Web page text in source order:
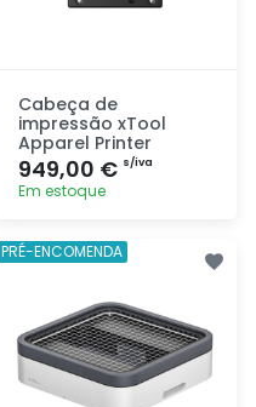
Cabeça de
impressão xTool
Apparel Printer
949,00 € s/iva
Em estoque
Adicionar
rapidamente
PRÉ-ENCOMENDA